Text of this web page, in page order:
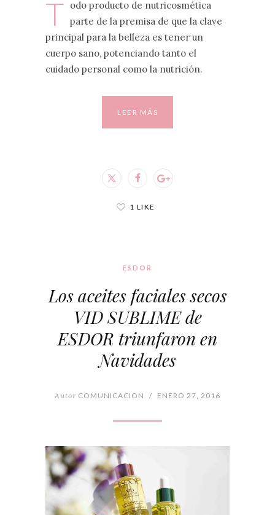
T odo producto de nutricosmética
parte de la premisa de que la clave
principal para la belleza es tener un
cuerpo sano, potenciando tanto el
cuidado personal como la nutrición.
LEER MÁS
1 LIKE
ESDOR
Los aceites faciales secos
VID SUBLIME de
ESDOR triunfaron en
Navidades
Autor COMUNICACION / ENERO 27, 2016